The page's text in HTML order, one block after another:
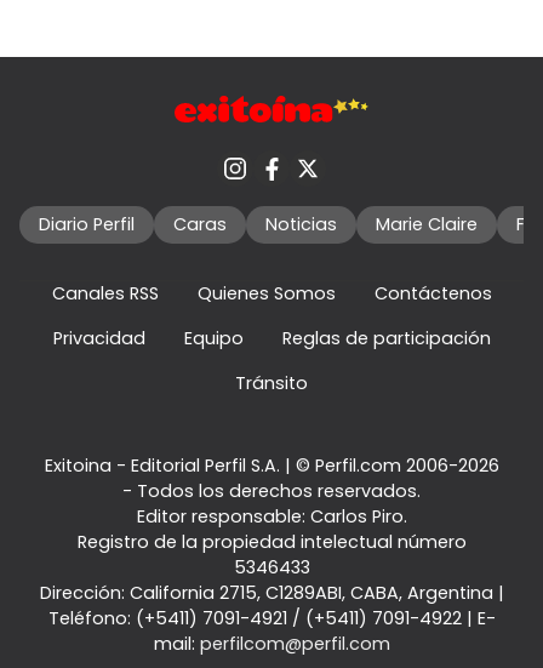
Diario Perfil Caras Noticias Marie Claire
Canales RSS Quienes Somos
Contáctenos
Privacidad
Equipo
Reglas de participación
Tránsito
Exitoina - Editorial Perfil S.A. | © Perfil.com 2006-2026
- Todos los derechos reservados.
Editor responsable: Carlos Piro.
Registro de la propiedad intelectual número
5346433
Dirección: California 2715, C1289ABI, CABA, Argentina |
Teléfono: (+5411) 7091-4921 / (+5411) 7091-4922| E-
mail: perfilcom@perfil.com